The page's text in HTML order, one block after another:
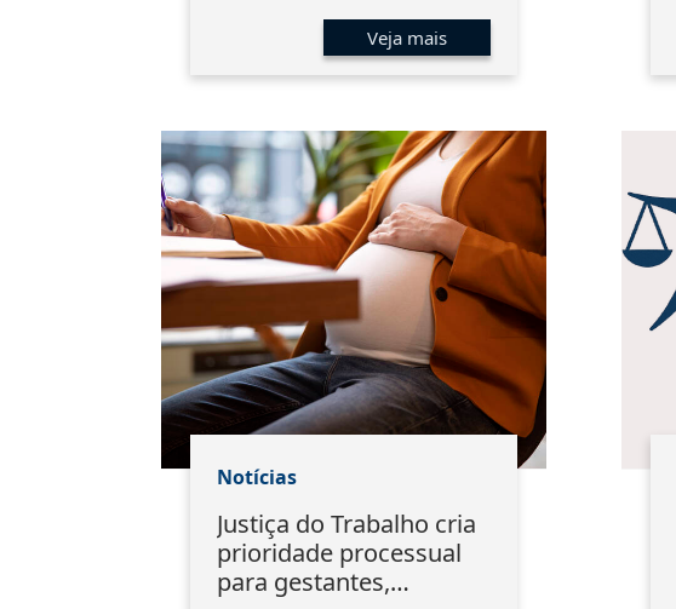
Veja mais
Notícias
Justiça do Trabalho cria
prioridade processual
para gestantes,